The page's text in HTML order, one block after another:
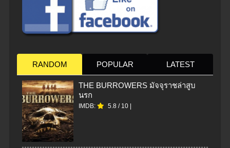
RANDOM POPULAR LATEST
THE BURROWERS มัจจุราชล่าสูบ
นรก
IMDB: 5.8 / 10 |